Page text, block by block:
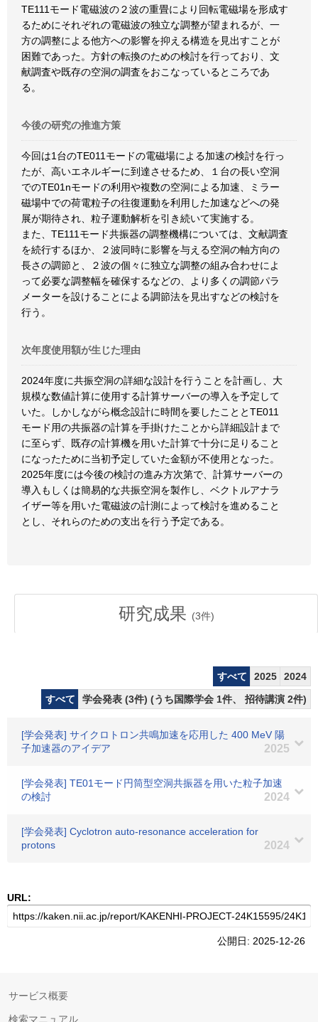
TE111モード電磁波の２波の重畳により回転電磁場を形成す
るためにそれぞれの電磁波の独立な調整が望まれるが、一
方の調整による他方への影響を抑える構造を見出すことが
困難であった。方針の転換のための検討を行っており、文
献調査や既存の空洞の調査をおこなっているところであ
る。
今後の研究の推進方策
今回は1台のTE011モードの電磁場による加速の検討を行っ
たが、高いエネルギーに到達させるため、１台の長い空洞
でのTE01nモードの利用や複数の空洞による加速、ミラー
磁場中での荷電粒子の往復運動を利用した加速などへの発
展が期待され、粒子運動解析を引き続いて実施する。
また、TE111モード共振器の調整機構については、文献調査
を続行するほか、２波同時に影響を与える空洞の軸方向の
長さの調節と、２波の個々に独立な調整の組み合わせによ
って必要な調整幅を確保するなどの、より多くの調節パラ
メーターを設けることによる調節法を見出すなどの検討を
行う。
次年度使用額が生じた理由
2024年度に共振空洞の詳細な設計を行うことを計画し、大
規模な数値計算に使用する計算サーバーの導入を予定して
いた。しかしながら概念設計に時間を要したこととTE011
モード用の共振器の計算を手掛けたことから詳細設計まで
に至らず、既存の計算機を用いた計算で十分に足りること
になったために当初予定していた金額が不使用となった。
2025年度には今後の検討の進み方次第で、計算サーバーの
導入もしくは簡易的な共振空洞を製作し、ベクトルアナラ
イザー等を用いた電磁波の計測によって検討を進めること
とし、それらのための支出を行う予定である。
研究成果 (3件)
すべて 2025
2024
すべて
学会発表 (3件) (うち国際学会 1件、 招待講演 2件)
[学会発表] サイクロトロン共鳴加速を応用した 400 MeV 陽
子加速器のアイデア
2025
[学会発表] TE01モード円筒型空洞共振器を用いた粒子加速
の検討
2024
[学会発表] Cyclotron auto-resonance acceleration for
protons
2024
URL:
公開日: 2025-12-26
サービス概要
検索マニュアル